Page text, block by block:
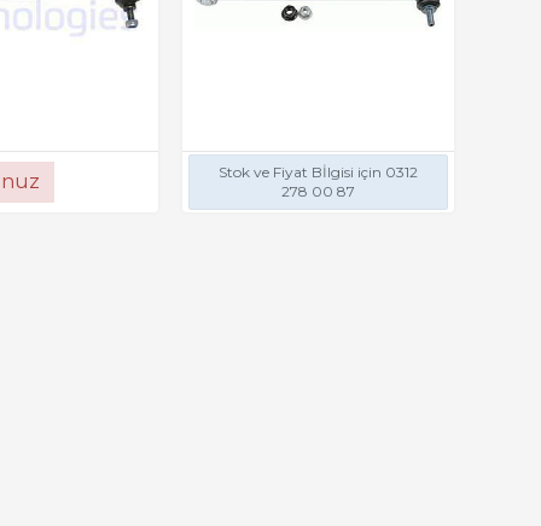
Stok ve Fiyat Bİlgisi için 0312
278 00 87